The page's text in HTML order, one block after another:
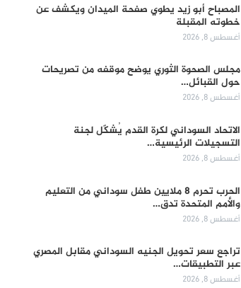
المصباح أبو زيد يطوي صفحة الميدان ويكشف عن
خطوته المقبلة
أغسطس 8, 2026
مجلس الصحوة الثوري يوضح موقفه من تصريحات
حول القبائل…
أغسطس 8, 2026
الاتحاد السوداني لكرة القدم يُشكّل لجنة
التسجيلات الرئيسية…
أغسطس 8, 2026
الحرب تحرم 8 ملايين طفل سوداني من التعليم
والأمم المتحدة تدق…
أغسطس 8, 2026
تراجع سعر تحويل الجنيه السوداني مقابل المصري
عبر التطبيقات…
أغسطس 8, 2026